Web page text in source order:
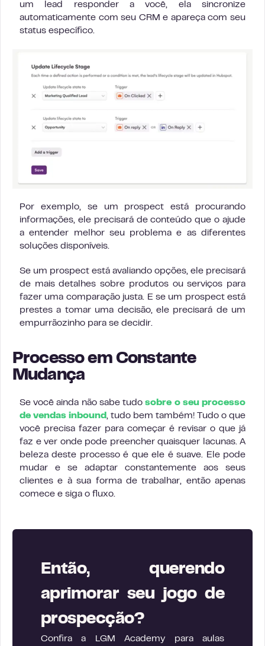
um lead responder a você, ela sincronize
automaticamente com seu CRM e apareça com seu
status específico.
Por exemplo, se um prospect está procurando
informações, ele precisará de conteúdo que o ajude
a entender melhor seu problema e as diferentes
soluções disponíveis.
Se um prospect está avaliando opções, ele precisará
de mais detalhes sobre produtos ou serviços para
fazer uma comparação justa. E se um prospect está
prestes a tomar uma decisão, ele precisará de um
empurrãozinho para se decidir.
Processo em Constante
Mudança
Se você ainda não sabe tudosobre o seu processo
de vendas inbound , tudo bem também! Tudo o que
você precisa fazer para começar é revisar o que já
faz e ver onde pode preencher quaisquer lacunas. A
beleza deste processo é que ele é suave. Ele pode
mudar e se adaptar constantemente aos seus
clientes e à sua forma de trabalhar, então apenas
comece e siga o fluxo.
Então, querendo
aprimorar seu jogo de
prospecção?
Confira a LGM Academy para aulas